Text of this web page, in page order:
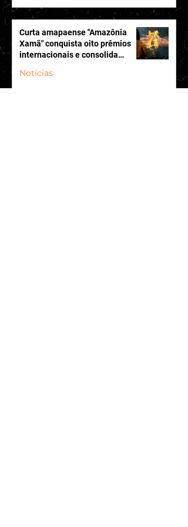
Curta amapaense "Amazônia
Xamã" conquista oito prêmios
internacionais e consolida
Notícias